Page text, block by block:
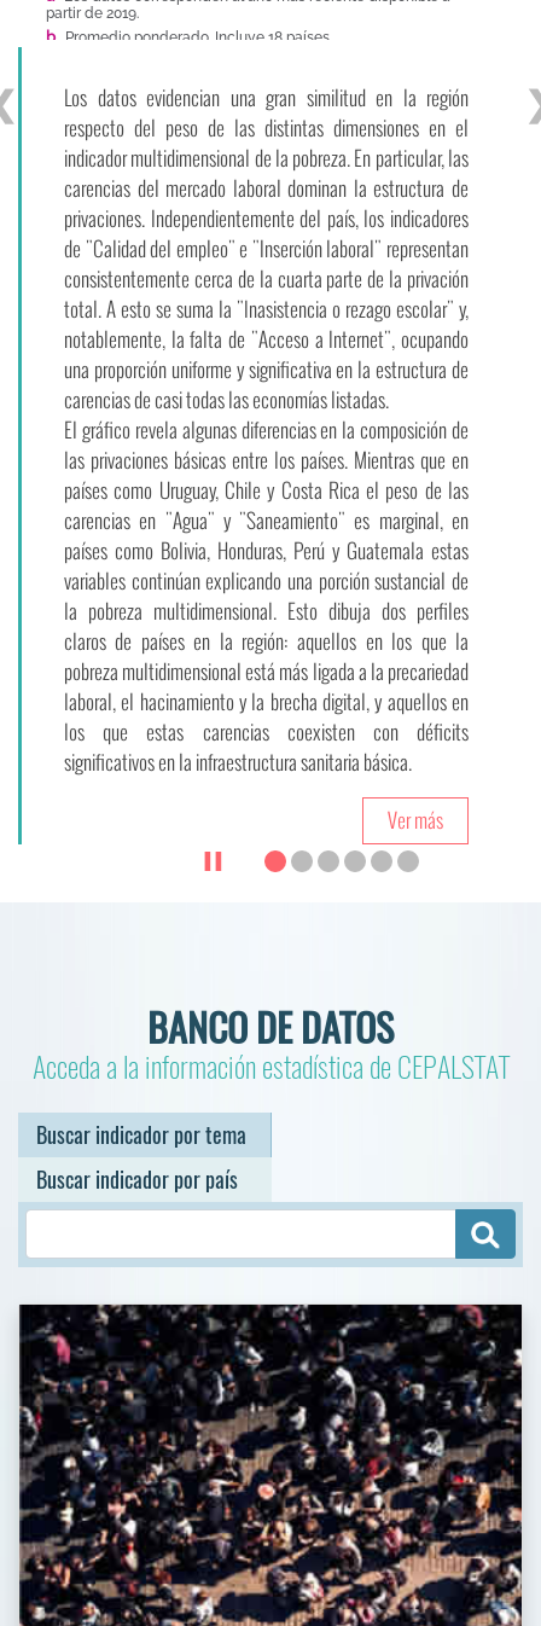
más años no cuentan con jubilaciones, o estas son
porcentaje de personas en esta situación es mayor en los
quintiles de ingresos más bajos, así como entre las
mujeres. En los dos primeros quintiles, más de la mitad de
los adultos mayores perciben jubilaciones insuficientes o
no las perciben.
Ver más
▐▐
BANCO DE DATOS
Acceda a la información estadística de CEPALSTAT
Buscar indicador por tema
Buscar indicador por país
Población, maternidad, empleo, educación, vivienda y servicios
básicos, salud, gasto público social, pobreza, distribución del ingreso
y más.